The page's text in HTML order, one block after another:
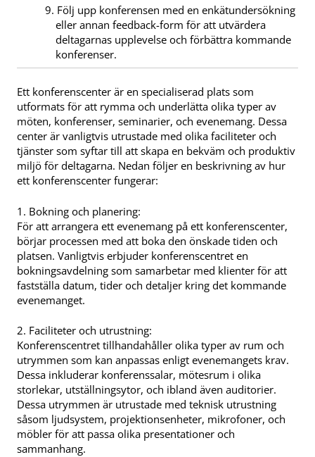
Följ upp konferensen med en enkätundersökning
eller annan feedback-form för att utvärdera
deltagarnas upplevelse och förbättra kommande
konferenser.
Ett konferenscenter är en specialiserad plats som
utformats för att rymma och underlätta olika typer av
möten, konferenser, seminarier, och evenemang. Dessa
center är vanligtvis utrustade med olika faciliteter och
tjänster som syftar till att skapa en bekväm och produktiv
miljö för deltagarna. Nedan följer en beskrivning av hur
ett konferenscenter fungerar:
1. Bokning och planering:
För att arrangera ett evenemang på ett konferenscenter,
börjar processen med att boka den önskade tiden och
platsen. Vanligtvis erbjuder konferenscentret en
bokningsavdelning som samarbetar med klienter för att
fastställa datum, tider och detaljer kring det kommande
evenemanget.
2. Faciliteter och utrustning:
Konferenscentret tillhandahåller olika typer av rum och
utrymmen som kan anpassas enligt evenemangets krav.
Dessa inkluderar konferenssalar, mötesrum i olika
storlekar, utställningsytor, och ibland även auditorier.
Dessa utrymmen är utrustade med teknisk utrustning
såsom ljudsystem, projektionsenheter, mikrofoner, och
möbler för att passa olika presentationer och
sammanhang.